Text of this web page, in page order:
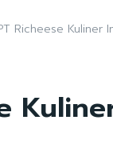
Richeese Kuliner